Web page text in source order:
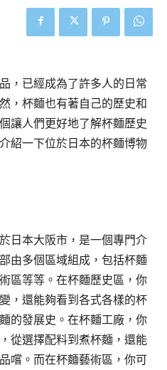
，已經成為了許多人的日常
，杯麵也有著自己的歷史和
讓人們更好地了解杯麵歷史
紹一下位於日本的杯麵博物
日本大阪市，是一個專門介
由多個區域組成，包括杯麵
區等等。在杯麵歷史區，你
，還能夠看到各式各樣的杯
的發展史。在杯麵工廠，你
從選擇配料到煮杯麵，還能
嚐。而在杯麵藝術區，你可